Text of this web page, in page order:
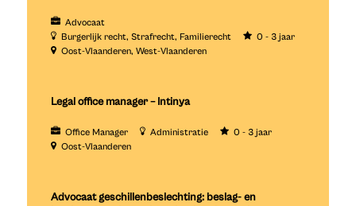
Advocaat
Burgerlijk recht Strafrecht Familierecht
0 - 3 jaar
Oost-Vlaanderen West-Vlaanderen
Legal office manager – Intinya
Office Manager Administratie
0 - 3 jaar
Oost-Vlaanderen
Advocaat geschillenbeslechting: beslag- en